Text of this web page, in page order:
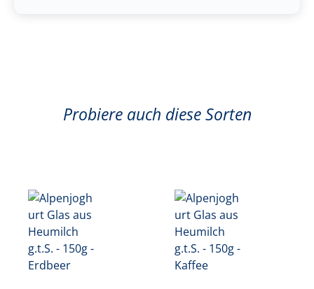
Probiere auch diese Sorten